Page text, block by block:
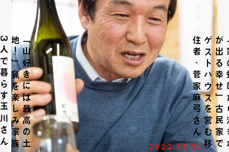
2022 03 31
「
山
好
き
に
は
最
高
の
土
地
！
」
猟
を
楽
し
み
家
族
3
人
で
暮
ら
す
玉
川
さ
ん ん